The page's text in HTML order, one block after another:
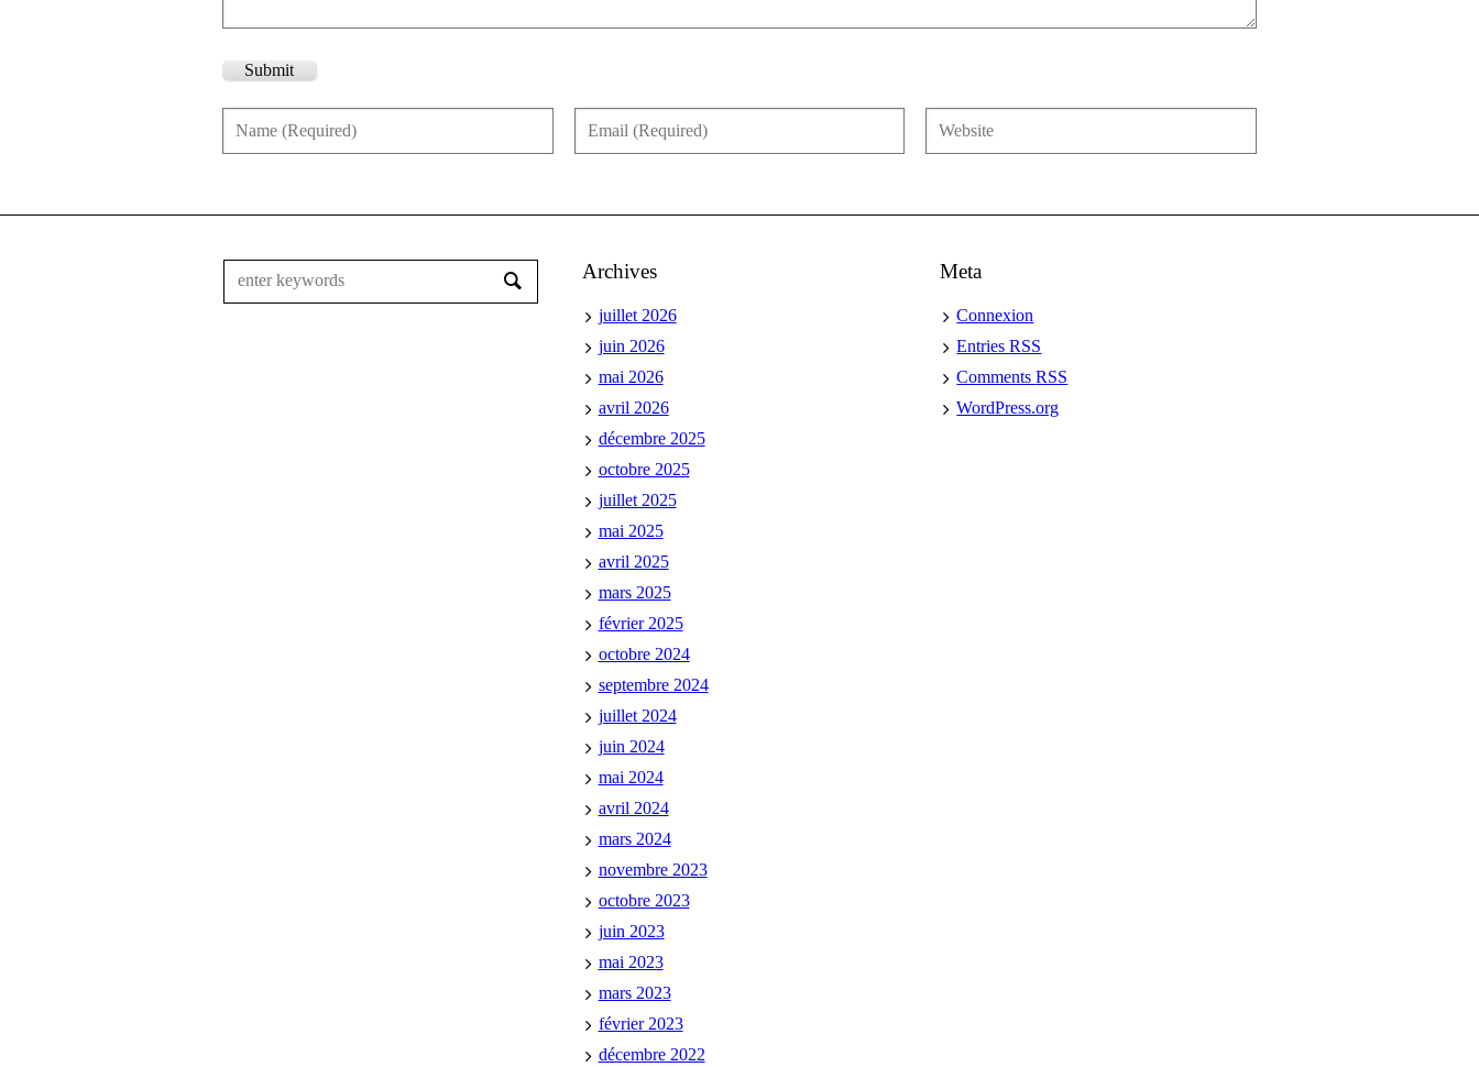
Submit
Archives
juillet 2026
juin 2026
mai 2026
avril 2026
décembre 2025
octobre 2025
juillet 2025
mai 2025
avril 2025
mars 2025
février 2025
octobre 2024
septembre 2024
juillet 2024
juin 2024
mai 2024
avril 2024
mars 2024
novembre 2023
octobre 2023
juin 2023
mai 2023
mars 2023
février 2023
décembre 2022
Meta
Connexion
EntriesRSS
CommentsRSS
WordPress.org